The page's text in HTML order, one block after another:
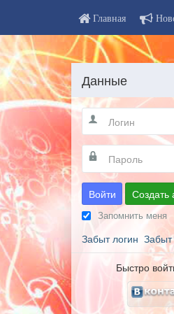
Главная
Данные
Войти Создать
Запомнить меня
Забыт логин
Быстро